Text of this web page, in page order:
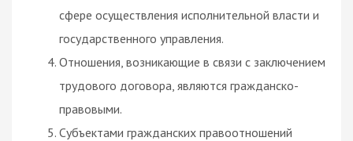
сфере осуществления исполнительной власти и
государственного управления.
Отношения, возникающие в связи с заключением
трудового договора, являются гражданско-
правовыми.
Субъектами гражданских правоотношений